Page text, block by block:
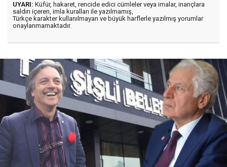
UYARI: Küfür, hakaret, rencide edici cümleler veya imalar, inançlara
saldırı içeren, imla kuralları ile yazılmamış,
Türkçe karakter kullanılmayan ve büyük harflerle yazılmış yorumlar
onaylanmamaktadır.